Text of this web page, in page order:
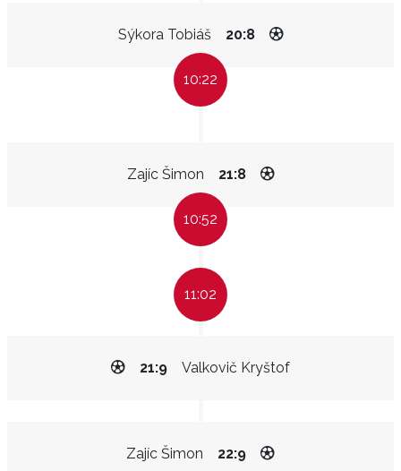
Sýkora Tobiáš 20:8
10:22
Zajíc Šimon 21:8
10:52
11:02
Valkovič Kryštof
21:9
Zajíc Šimon 22:9